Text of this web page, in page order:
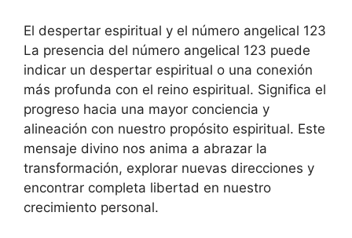
El despertar espiritual y el número angelical 123
La presencia del número angelical 123 puede
indicar un despertar espiritual o una conexión
más profunda con el reino espiritual. Significa el
progreso hacia una mayor conciencia y
alineación con nuestro propósito espiritual. Este
mensaje divino nos anima a abrazar la
transformación, explorar nuevas direcciones y
encontrar completa libertad en nuestro
crecimiento personal.